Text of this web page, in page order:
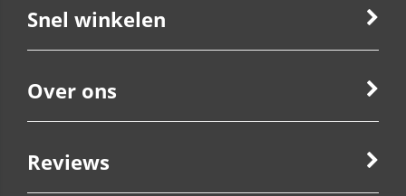
Snel winkelen
Over ons
Reviews